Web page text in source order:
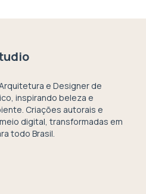
e Designer de
inspirando beleza e
Criações autorais e
digital, transformadas em
todo Brasil.